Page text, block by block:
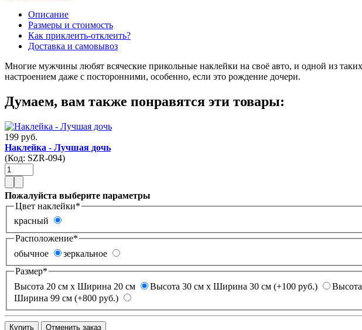
Описание
Размеры и стоимость
Как приклеить-отклеить?
Доставка и самовывоз
Многие мужчины любят всяческие прикольные наклейки на своё авто, и одной из
настроением даже с посторонними, особенно, если это рождение дочери.
Думаем, вам также понравятся эти товары:
199 руб.
Наклейка - Лучшая дочь
(Код: SZR-094)
Пожалуйста выберите параметры
Цвет наклейки*
красный
Расположение*
обычное
зеркальное
Размер*
Высота 20 см х Ширина 20 см
Высота 30 см х Ширина 30 см (+100 руб.)
Ширина 99 см (+800 руб.)